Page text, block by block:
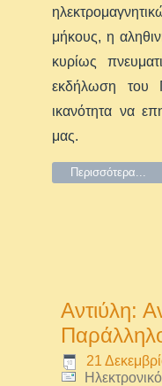
μήκους, η
κυρίως
εκδήλωση του
ικανότητα να
μας.
Περισσότερα...
Αντιύλη:
21